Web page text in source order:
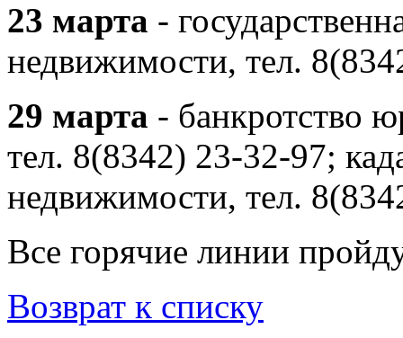
23 марта -
недвижимости, тел.
29 марта - банкротство
тел. 8(8342) 23-32-97;
недвижимости, тел.
Все горячие линии
Возврат к списку